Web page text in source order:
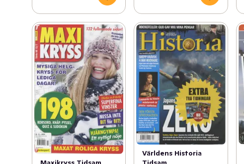
Världens Historia